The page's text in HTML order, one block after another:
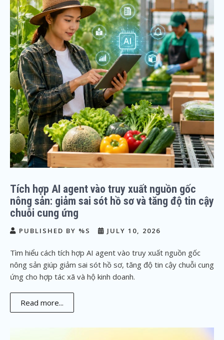
Tích hợp AI agent vào truy xuất nguồn gốc
nông sản: giảm sai sót hồ sơ và tăng độ tin cậy
chuỗi cung ứng
PUBLISHED BY %S JULY 10, 2026
Tìm hiểu cách tích hợp AI agent vào truy xuất nguồn gốc
nông sản giúp giảm sai sót hồ sơ, tăng độ tin cậy chuỗi cung
ứng cho hợp tác xã và hộ kinh doanh.
Read more...